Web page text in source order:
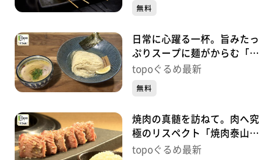
無料
日常に心躍る一杯。旨みたっ
ぷりスープに麺がからむ「自
家製麺 風夏」（宮城野区岩
topoぐるめ最新
無料
焼肉の真髄を訪ねて。肉へ究
極のリスペクト「焼肉泰山
定禅寺通り店」（青葉区国分
topoぐるめ最新